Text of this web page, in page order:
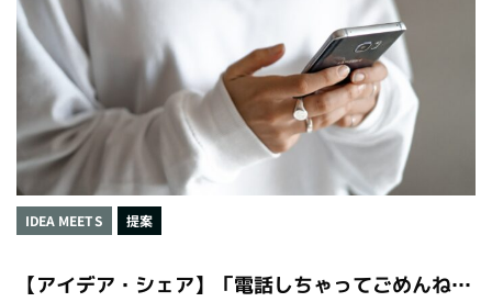
IDEA MEETS 提案
【アイデア・シェア】「電話しちゃってごめんね」をなくすHappy相談室